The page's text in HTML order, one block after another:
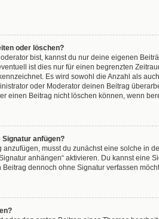
oder löschen?
bist, kannst du nur deine eigenen
ist dies nur für einen begrenzten
Es wird sowohl die Anzahl als
oder Moderator deinen Beitrag
einen Beitrag nicht löschen können, wenn
anfügen?
musst du zunächst eine solche in
anhängen“ aktivieren. Du kannst
dennoch ohne Signatur verfassen